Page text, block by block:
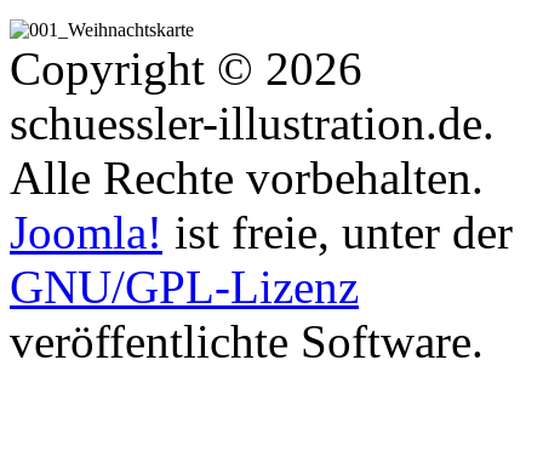
Copyright © 2026
schuessler-illustration.de.
Alle Rechte vorbehalten.
Joomla! ist freie, unter der
GNU/GPL-Lizenz
veröffentlichte Software.